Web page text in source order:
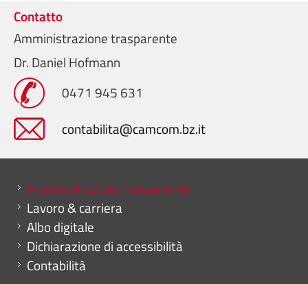
Contatto
Amministrazione trasparente
Dr. Daniel Hofmann
0471 945 631
contabilita@camcom.bz.it
Mini menu di servizio
Amministrazione trasparente
Lavoro & carriera
Albo digitale
Dichiarazione di accessibilità
Contabilità